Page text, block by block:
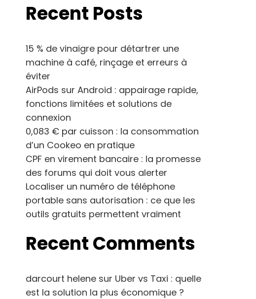
Recent Posts
15 % de vinaigre pour détartrer une
machine à café, rinçage et erreurs à
éviter
AirPods sur Android : appairage rapide,
fonctions limitées et solutions de
connexion
0,083 € par cuisson : la consommation
d’un Cookeo en pratique
CPF en virement bancaire : la promesse
des forums qui doit vous alerter
Localiser un numéro de téléphone
portable sans autorisation : ce que les
outils gratuits permettent vraiment
Recent Comments
darcourt helene sur Uber vs Taxi : quelle
est la solution la plus économique ?